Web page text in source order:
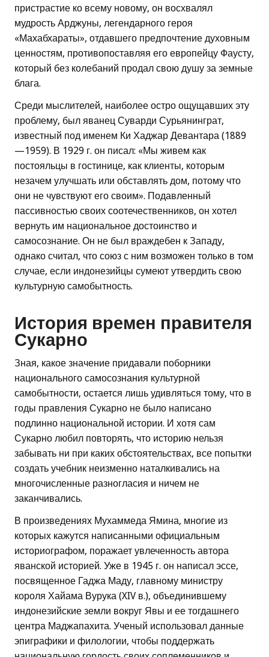
пристрастие ко всему новому, он восхвалял
мудрость Арджуны, легендарного героя
«Махабхараты», отдавшего предпочтение духовным
ценностям, противопоставляя его европейцу Фаусту,
который без колебаний продал свою душу за земные
блага.
Среди мыслителей, наиболее остро ощущавших эту
проблему, был яванец Суварди Сурьянинграт,
известный под именем Ки Хаджар Девантара (1889
—1959). В 1929 г. он писал: «Мы живем как
постояльцы в гостинице, как клиенты, которым
незачем улучшать или обставлять дом, потому что
они не чувствуют его своим». Подавленный
пассивностью своих соотечественников, он хотел
вернуть им национальное достоинство и
самосознание. Он не был враждебен к Западу,
однако считал, что союз с ним возможен только в том
случае, если индонезийцы сумеют утвердить свою
культурную самобытность.
История времен правителя
Сукарно
Зная, какое значение придавали поборники
национального самосознания культурной
самобытности, остается лишь удивляться тому, что в
годы правления Сукарно не было написано
подлинно национальной истории. И хотя сам
Сукарно любил повторять, что историю нельзя
забывать ни при каких обстоятельствах, все попытки
создать учебник неизменно наталкивались на
многочисленные разногласия и ничем не
заканчивались.
В произведениях Мухаммеда Ямина, многие из
которых кажутся написанными официальным
историографом, поражает увлеченность автора
яванской историей. Уже в 1945 г. он написал эссе,
посвященное Гаджа Маду, главному министру
короля Хайама Вурука (XIV в.), объединившему
индонезийские земли вокруг Явы и ее тогдашнего
центра Маджапахита. Ученый использовал данные
эпиграфики и филологии, чтобы поддержать